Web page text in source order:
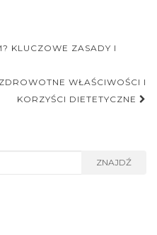
KLUCZOWE ZASADY I
WŁAŚCIWOŚCI I
KORZYŚCI DIETETYCZNE
ZNAJDŹ